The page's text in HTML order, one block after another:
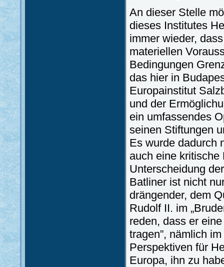
An dieser Stelle
dieses Institutes
immer wieder,
materiellen
Bedingungen
das hier in
Europainstitut
und der
ein umfassendes
seinen Stiftungen
Es wurde dadurch
auch eine
Unterscheidung
Batliner ist nicht
drängender, dem
Rudolf II. im
reden, dass er
tragen”, nämlich
Perspektiven für
Europa, ihn zu